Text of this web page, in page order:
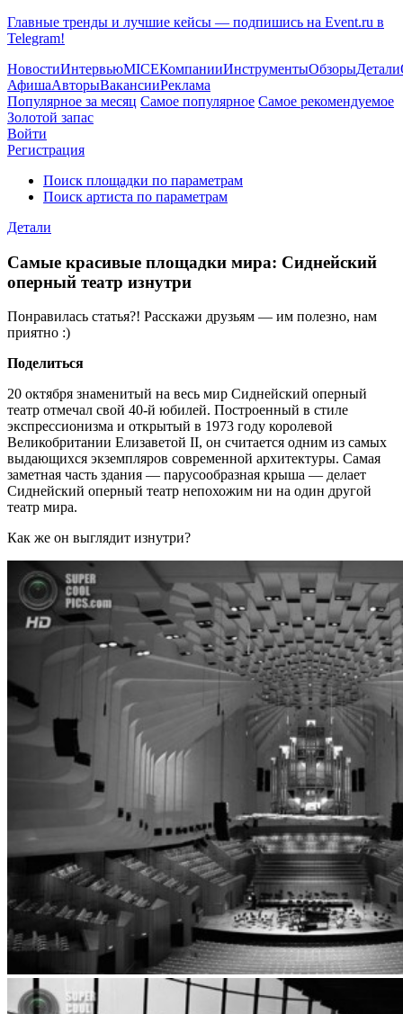
Главные тренды и лучшие кейсы — подпишись на Event.ru в
Telegram!
НовостиИнтервьюMICEКомпанииИнструментыОбзорыДетали
АфишаАвторыВакансииРеклама
Популярное за месяц Самое популярное Самое рекомендуемое
Золотой запас
Войти
Регистрация
Поиск площадки по параметрам
Поиск артиста по параметрам
Детали
Самые красивые площадки мира: Сиднейский
оперный театр изнутри
Понравилась статья?! Расскажи друзьям — им полезно, нам
приятно :)
Поделиться
20 октября знаменитый на весь мир Сиднейский оперный
театр отмечал свой 40-й юбилей. Построенный в стиле
экспрессионизма и открытый в 1973 году королевой
Великобритании Елизаветой II, он считается одним из самых
выдающихся экземпляров современной архитектуры. Самая
заметная часть здания — парусообразная крыша — делает
Сиднейский оперный театр непохожим ни на один другой
театр мира.
Как же он выглядит изнутри?